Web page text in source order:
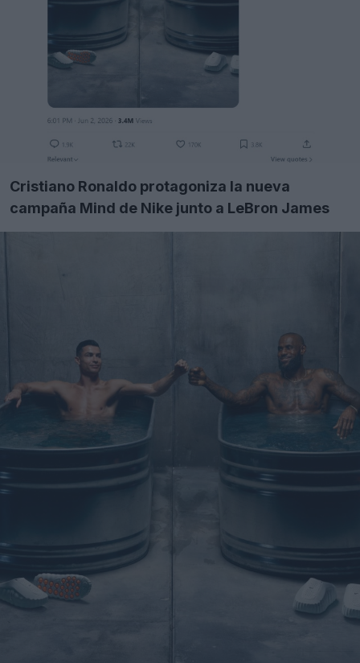
Cristiano Ronaldo protagoniza la nueva
campaña Mind de Nike junto a LeBron James